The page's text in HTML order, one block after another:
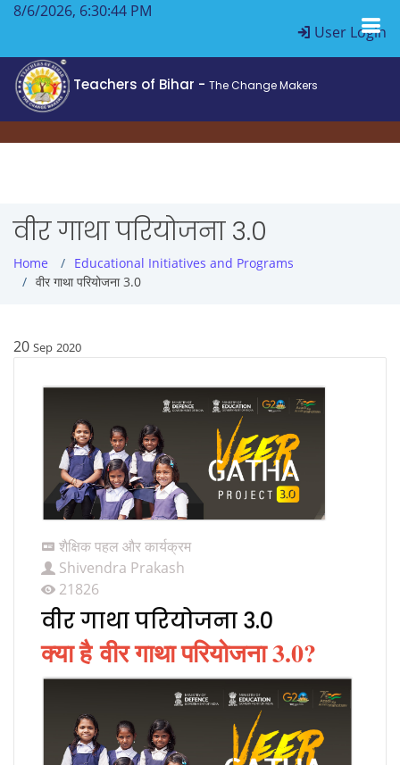
8/6/2026, 6:30:44 PM
User Login
Teachers of Bihar - The Change Makers
वीर गाथा परियोजना 3.0
Home
Educational Initiatives and Programs
वीर गाथा परियोजना 3.0
20 Sep 2020
शैक्षिक पहल और कार्यक्रम
Shivendra Prakash
21826
वीर गाथा परियोजना 3.0
क्या है वीर गाथा परियोजना 3.0?